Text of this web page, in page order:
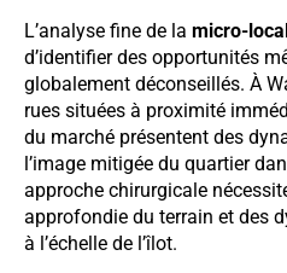
L’analyse fine de la micro-
d’identifier des opportunités
globalement déconseillés. À
rues situées à proximité
du marché présentent des
l’image mitigée du quartier
approche chirurgicale
approfondie du terrain et des
à l’échelle de l’îlot.